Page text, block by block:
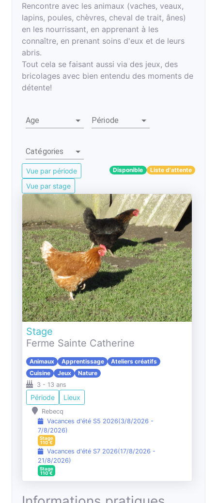
Rencontre avec les animaux (vaches, veaux,
lapins, poules, chèvres, cheval de trait, ânes)
en les nourrissant, en apprenant à les
connaître, en prenant soins d'eux et de leurs
abris.
Tout cela se faisant aussi via des jeux, des
bricolages avec bien entendu des moments de
détente!
Age Période
Catégories
Vue par période
Vue par stage
Disponible Liste d'attente
Stage
Ferme Sainte Catherine
Animaux Apprentissage
Ateliers créatifs
Cuisine
Jeux
Nature
3 - 13 ans
Période Lieux
Rebecq
Vacances d'été S5 2026(3/8/2026 -
7/8/2026)
Stage
110€
Vacances d'été S7 2026(17/8/2026 -
21/8/2026)
Stage
110€